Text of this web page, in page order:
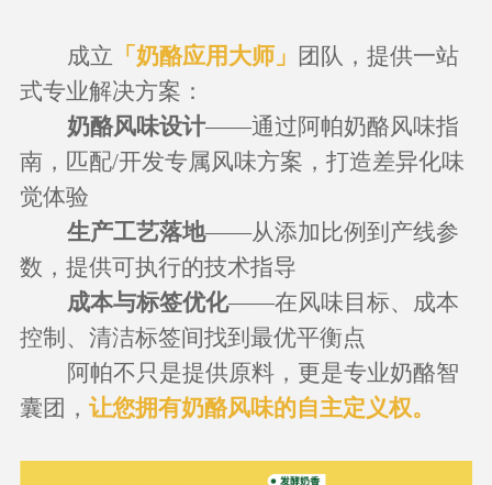
成立 「奶酪应用大师」 团队，提供一站
式专业解决方案：
奶酪风味设计——通过阿帕奶酪风味指
南，匹配/开发专属风味方案，打造差异化味
觉体验
生产工艺落地——从添加比例到产线参
数，提供可执行的技术指导
成本与标签优化——在风味目标、成本
控制、清洁标签间找到最优平衡点
阿帕不只是提供原料，更是专业奶酪智
囊团， 让您拥有奶酪风味的自主定义权。